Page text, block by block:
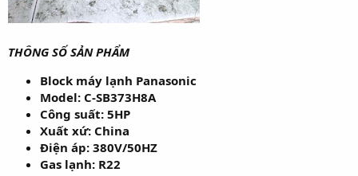
THÔNG SỐ SẢN PHẨM
Block máy lạnh Panasonic
Model: C-SB373H8A
Công suất: 5HP
Xuất xứ: China
Điện áp: 380V/50HZ
Gas lạnh: R22